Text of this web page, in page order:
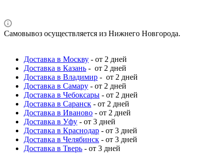
Самовывоз осуществляется из Нижнего Новгорода.
Доставка в Москву - от 2 дней
Доставка в Казань - от 2 дней
Доставка в Владимир - от 2 дней
Доставка в Самару - от 2 дней
Доставка в Чебоксары - от 2 дней
Доставка в Саранск - от 2 дней
Доставка в Иваново - от 2 дней
Доставка в Уфу - от 3 дней
Доставка в Краснодар - от 3 дней
Доставка в Челябинск - от 3 дней
Доставка в Тверь - от 3 дней